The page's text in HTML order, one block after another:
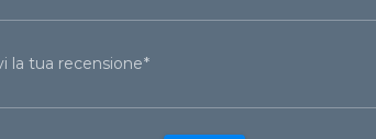
la tua recensione